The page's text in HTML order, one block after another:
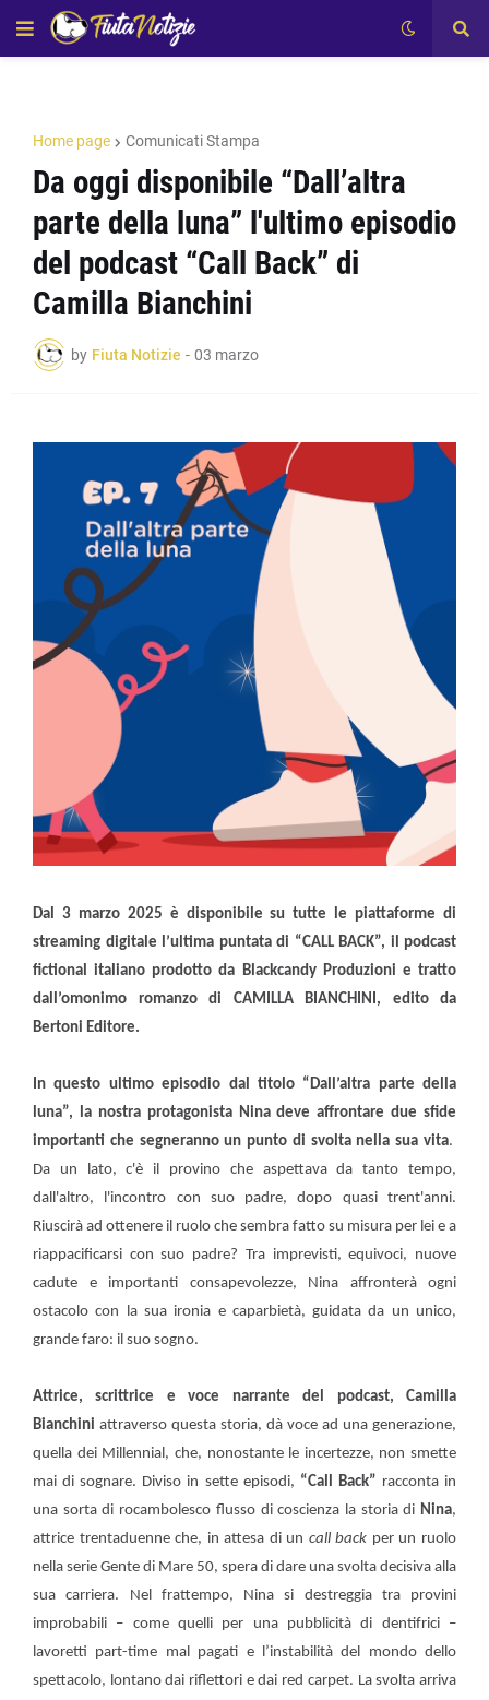
Home page Comunicati Stampa
Da oggi disponibile “Dall’altra
parte della luna” l'ultimo episodio
del podcast “Call Back” di
Camilla Bianchini
by Fiuta Notizie - 03 marzo
Dal 3 marzo 2025 è disponibile su tutte le piattaforme di
streaming digitale l’ultima puntata di “CALL BACK”, il podcast
fictional italiano prodotto da Blackcandy Produzioni e tratto
dall’omonimo romanzo di CAMILLA BIANCHINI, edito da
Bertoni Editore.
In questo ultimo episodio dal titolo “Dall’altra parte della
luna”, la nostra protagonista Nina deve affrontare due sfide
importanti che segneranno un punto di svolta nella sua vita.
Da un lato, c'è il provino che aspettava da tanto tempo,
dall'altro, l'incontro con suo padre, dopo quasi trent'anni.
Riuscirà ad ottenere il ruolo che sembra fatto su misura per lei e a
riappacificarsi con suo padre? Tra imprevisti, equivoci, nuove
cadute e importanti consapevolezze, Nina affronterà ogni
ostacolo con la sua ironia e caparbietà, guidata da un unico,
grande faro: il suo sogno.
Attrice, scrittrice e voce narrante del podcast, Camilla
Bianchini attraverso questa storia, dà voce ad una generazione,
quella dei Millennial, che, nonostante le incertezze, non smette
mai di sognare. Diviso in sette episodi, “Call Back” racconta in
una sorta di rocambolesco flusso di coscienza la storia di Nina,
attrice trentaduenne che, in attesa di un call back per un ruolo
nella serie Gente di Mare 50, spera di dare una svolta decisiva alla
sua carriera. Nel frattempo, Nina si destreggia tra provini
improbabili – come quelli per una pubblicità di dentifrici –
lavoretti part-time mal pagati e l’instabilità del mondo dello
spettacolo, lontano dai riflettori e dai red carpet. La svolta arriva